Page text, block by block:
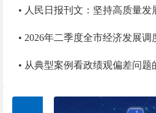
• 人民日报刊文：坚持高质量
• 2026年二季度全市经济发展
• 从典型案例看政绩观偏差问题